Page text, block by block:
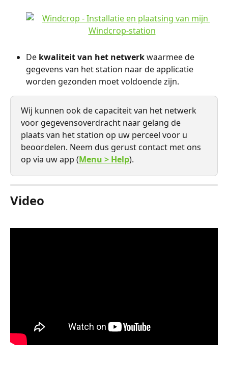
De kwaliteit van het netwerk waarmee de
gegevens van het station naar de applicatie
worden gezonden moet voldoende zijn.
Wij kunnen ook de capaciteit van het netwerk
voor gegevensoverdracht naar gelang de
plaats van het station op uw perceel voor u
beoordelen. Neem dus gerust contact met ons
op via uw app (Menu > Help).
Video